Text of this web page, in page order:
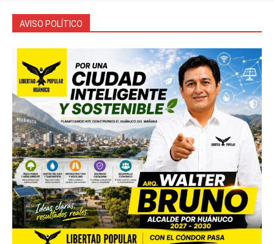
AVISO POLÍTICO